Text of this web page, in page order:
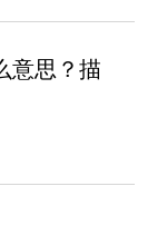
意思？描